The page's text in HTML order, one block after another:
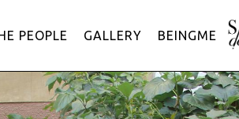
PEOPLE GALLERY BEINGME